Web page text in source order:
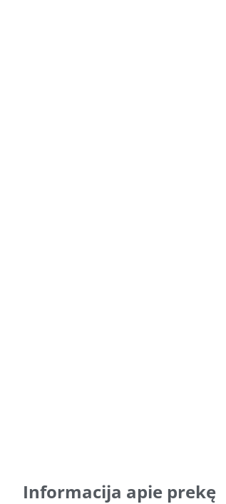
Informacija apie prekę